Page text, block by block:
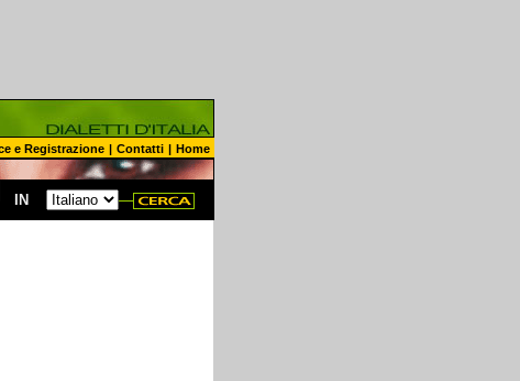
e Registrazione | Contatti | Home
IN